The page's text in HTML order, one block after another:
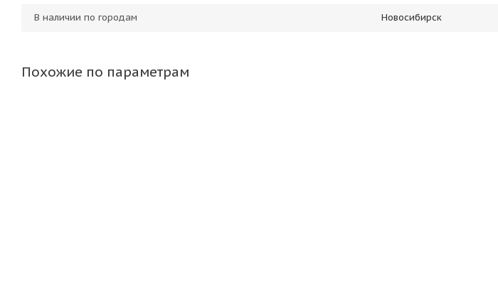
В наличии по городам Новосибирск
Похожие по параметрам